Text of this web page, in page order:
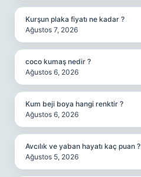
Kurşun plaka fiyatı ne kadar ?
Ağustos 7, 2026
coco kumaş nedir ?
Ağustos 6, 2026
Kum beji boya hangi renktir ?
Ağustos 6, 2026
Avcılık ve yaban hayatı kaç puan ?
Ağustos 5, 2026